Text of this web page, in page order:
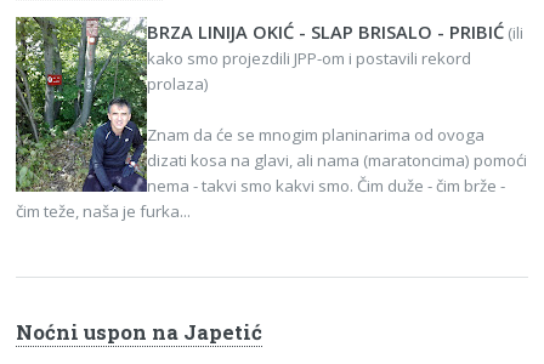
BRZA LINIJA OKIĆ - SLAP BRISALO - PRIBIĆ (ili
kako smo projezdili JPP-om i postavili rekord
prolaza)
Znam da će se mnogim planinarima od ovoga
dizati kosa na glavi, ali nama (maratoncima) pomoći
nema - takvi smo kakvi smo. Čim duže - čim brže -
čim teže, naša je furka...
Noćni uspon na Japetić